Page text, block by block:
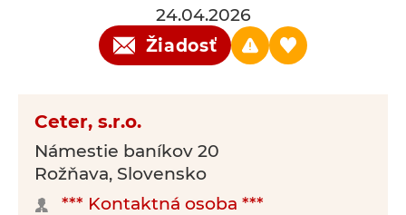
24.04.2026
Žiadosť
Ceter, s.r.o.
Námestie baníkov 20
Rožňava, Slovensko
*** Kontaktná osoba ***